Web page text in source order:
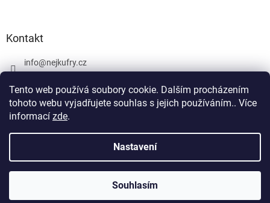
Tento web používá soubory cookie. Dalším procházením
tohoto webu vyjadřujete souhlas s jejich používáním.. Více
informací zde.
Nastavení
Souhlasím
Kontakt
info@nejkufry.cz
Facebook
Vytvořil Shoptet Premium
nejkufry.cz. Všechna práva vyhrazena.